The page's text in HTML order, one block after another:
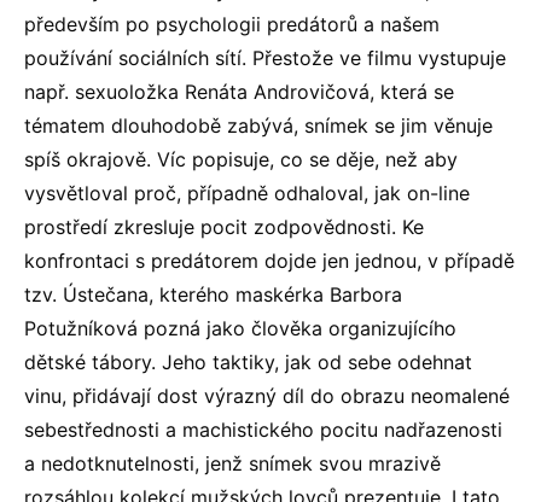
především po psychologii predátorů a našem
používání sociálních sítí. Přestože ve filmu vystupuje
např. sexuoložka Renáta Androvičová, která se
tématem dlouhodobě zabývá, snímek se jim věnuje
spíš okrajově. Víc popisuje, co se děje, než aby
vysvětloval proč, případně odhaloval, jak on-line
prostředí zkresluje pocit zodpovědnosti. Ke
konfrontaci s predátorem dojde jen jednou, v případě
tzv. Ústečana, kterého maskérka Barbora
Potužníková pozná jako člověka organizujícího
dětské tábory. Jeho taktiky, jak od sebe odehnat
vinu, přidávají dost výrazný díl do obrazu neomalené
sebestřednosti a machistického pocitu nadřazenosti
a nedotknutelnosti, jenž snímek svou mrazivě
rozsáhlou kolekcí mužských lovců prezentuje. I tato